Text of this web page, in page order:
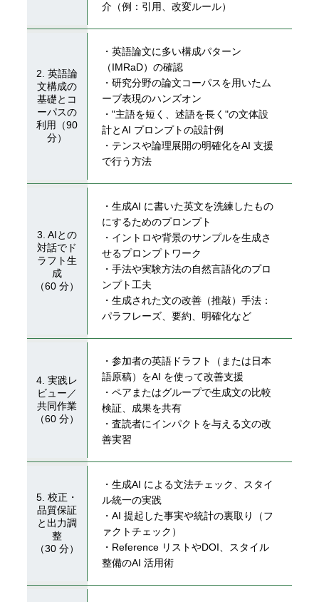
介（例：引⽤、改変ルール）
2. 英語論
⽂構成の
基礎とコ
ーパスの
利⽤（90
分）
・英語論⽂に多い構成パターン
（IMRaD）の確認
・研究分野の論⽂コーパスを⽤いたム
ーブ表現のハンズオン
・"主語を短く、述語を⻑く"の⽂体設
計とAI プロンプトの設計例
・テンスや論理展開の明確化をAI ⽀援
で⾏う⽅法
3. AIとの
対話でド
ラフト⽣
成
（60 分）
・⽣成AI に書いた英⽂を洗練したもの
にするためのプロンプト
・イントロや背景のサンプルを⽣成さ
せるプロンプトワーク
・⼿法や実験⽅法の⾃然⾔語化のプロ
ンプト⼯夫
・⽣成された⽂の改善（推敲）⼿法：
パラフレーズ、要約、明確化など
4. 実践レ
ビュー／
共同作業
（60 分）
・参加者の英語ドラフト（または⽇本
語原稿）をAI を使って改善⽀援
・ペアまたはグループで⽣成⽂の⽐較
検証、成果を共有
・査読者にインパクトを与える⽂の改
善実習
5. 校正・
品質保証
と出⼒調
整
（30 分）
・⽣成AI による⽂法チェック、スタイ
ル統⼀の実践
・AI 提起した事実や統計の裏取り（フ
ァクトチェック）
・Reference リストやDOI、スタイル
整備のAI 活⽤術